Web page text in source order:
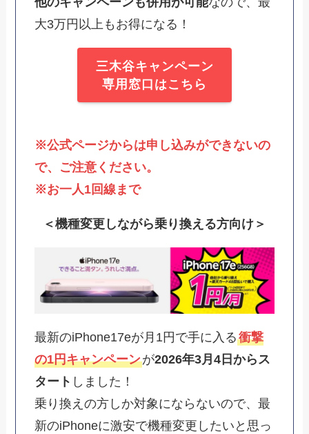
大3万円以上もお得になる！
三木谷キャンペーン
専用窓口はこちら
※公式ページからは申し込みができないの
で、ご注意ください。
※お一人1回線まで
＜機種変更しながら乗り換える方向け＞
最新のiPhone17eが月1円で手に入る衝撃
の1円キャンペーンが2026年3月4日からス
タート しました！
乗り換えの方しか対象にならないので、最
新のiPhoneに激安で機種変更したいと思っ